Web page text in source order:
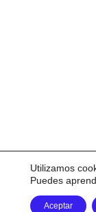
Utilizamos
Puedes
Aceptar